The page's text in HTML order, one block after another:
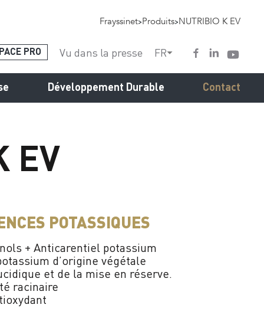
Frayssinet>Produits>NUTRIBIO K EV
PRO Vu dans la presse FR
Développement Durable Contact
EV
POTASSIQUES
+ Anticarentiel potassium
d’origine végétale
et de la mise en réserve.
racinaire